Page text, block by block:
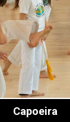
Capoeira